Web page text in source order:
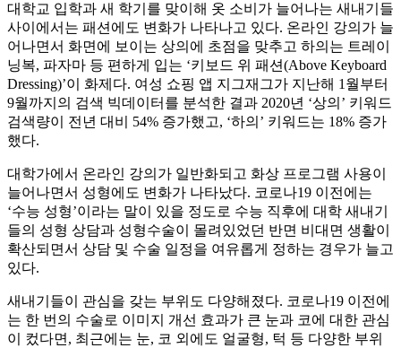
대학교 입학과 새 학기를 맞이해 옷 소비가 늘어나는 새내기들
사이에서는 패션에도 변화가 나타나고 있다. 온라인 강의가 늘
어나면서 화면에 보이는 상의에 초점을 맞추고 하의는 트레이
닝복, 파자마 등 편하게 입는 ‘키보드 위 패션(Above Keyboard
Dressing)’이 화제다. 여성 쇼핑 앱 지그재그가 지난해 1월부터
9월까지의 검색 빅데이터를 분석한 결과 2020년 ‘상의’ 키워드
검색량이 전년 대비 54% 증가했고, ‘하의’ 키워드는 18% 증가
했다.
대학가에서 온라인 강의가 일반화되고 화상 프로그램 사용이
늘어나면서 성형에도 변화가 나타났다. 코로나19 이전에는
‘수능 성형’이라는 말이 있을 정도로 수능 직후에 대학 새내기
들의 성형 상담과 성형수술이 몰려있었던 반면 비대면 생활이
확산되면서 상담 및 수술 일정을 여유롭게 정하는 경우가 늘고
있다.
새내기들이 관심을 갖는 부위도 다양해졌다. 코로나19 이전에
는 한 번의 수술로 이미지 개선 효과가 큰 눈과 코에 대한 관심
이 컸다면, 최근에는 눈, 코 외에도 얼굴형, 턱 등 다양한 부위